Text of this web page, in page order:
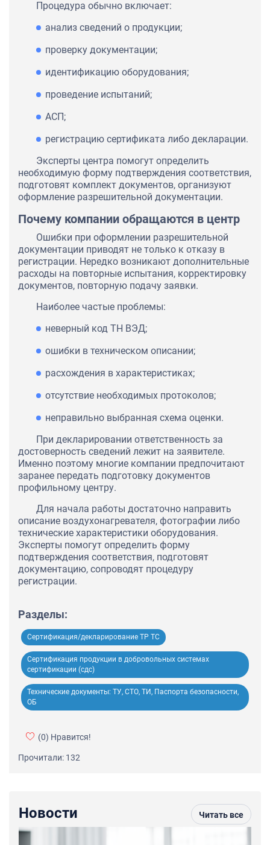
Процедура обычно включает:
анализ сведений о продукции;
проверку документации;
идентификацию оборудования;
проведение испытаний;
АСП;
регистрацию сертификата либо декларации.
Эксперты центра помогут определить
необходимую форму подтверждения соответствия,
подготовят комплект документов, организуют
оформление разрешительной документации.
Почему компании обращаются в центр
Ошибки при оформлении разрешительной
документации приводят не только к отказу в
регистрации. Нередко возникают дополнительные
расходы на повторные испытания, корректировку
документов, повторную подачу заявки.
Наиболее частые проблемы:
неверный код ТН ВЭД;
ошибки в техническом описании;
расхождения в характеристиках;
отсутствие необходимых протоколов;
неправильно выбранная схема оценки.
При декларировании ответственность за
достоверность сведений лежит на заявителе.
Именно поэтому многие компании предпочитают
заранее передать подготовку документов
профильному центру.
Для начала работы достаточно направить
описание воздухонагревателя, фотографии либо
технические характеристики оборудования.
Эксперты помогут определить форму
подтверждения соответствия, подготовят
документацию, сопроводят процедуру
регистрации.
Разделы:
Сертификация/декларирование ТР ТС
Сертификация продукции в добровольных системах
сертификации (сдс)
Технические документы: ТУ, СТО, ТИ, Паспорта безопасности,
ОБ
(0) Нравится!
Прочитали: 132
Новости Читать все